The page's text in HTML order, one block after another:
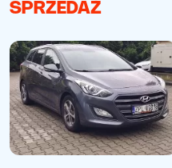
SPRZEDAŻ